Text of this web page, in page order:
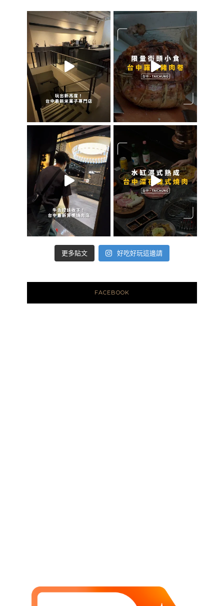
更多貼文 好吃好玩這邊請
FACEBOOK